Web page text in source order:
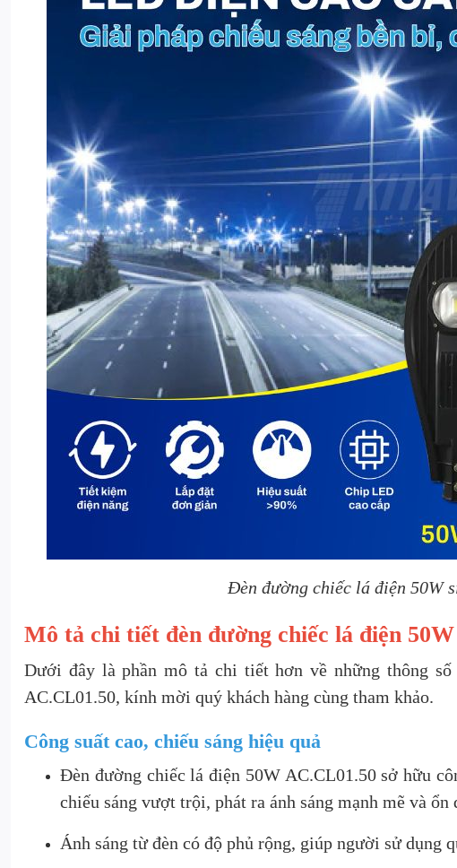
Đèn đường chiếc lá điện 50W
Mô tả chi tiết đèn đường chiếc lá điện
Dưới đây là phần mô tả chi tiết hơn về những thông số
AC.CL01.50, kính mời quý khách hàng cùng tham khảo.
Công suất cao, chiếu sáng hiệu quả
Đèn đường chiếc lá điện 50W AC.CL01.50 sở hữu
chiếu sáng vượt trội, phát ra ánh sáng mạnh mẽ và ổn
Ánh sáng từ đèn có độ phủ rộng, giúp người sử dụng